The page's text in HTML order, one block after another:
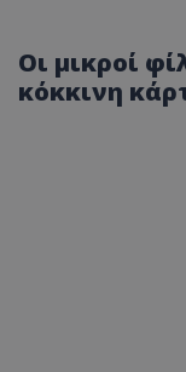
Οι μικροί
κόκκινη